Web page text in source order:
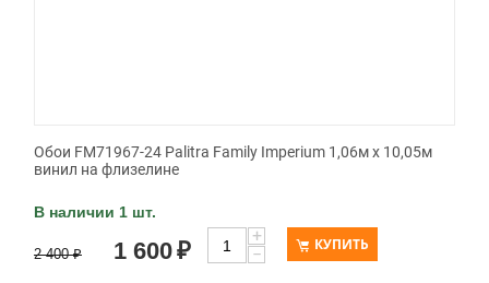
Обои FM71967-24 Palitra Family Imperium 1,06м х 10,05м
винил на флизелине
В наличии 1 шт.
2 400 ₽ 1 600₽
+
−
КУПИТЬ